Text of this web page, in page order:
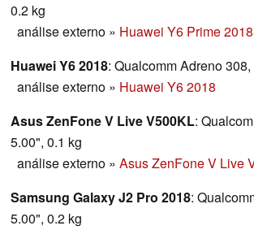
0.2 kg
análise externo » Huawei Y6 Prime 2018
Huawei Y6 2018: Qualcomm Adreno
análise externo » Huawei Y6 2018
Asus ZenFone V Live V500KL:
5.00", 0.1 kg
análise externo » Asus ZenFone V Live
Samsung Galaxy J2 Pro 2018:
5.00", 0.2 kg